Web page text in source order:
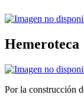
Hemeroteca
Por la construcción